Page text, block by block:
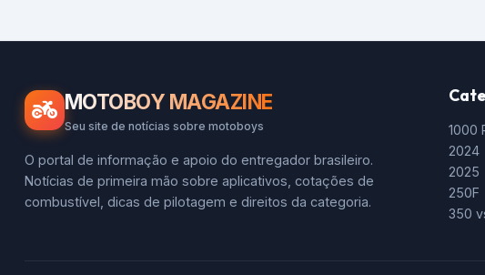
MOTOBOY MAGAZINE
Seu site de notícias sobre motoboys
O portal de informação e apoio do entregador brasileiro.
Notícias de primeira mão sobre aplicativos, cotações de
combustível, dicas de pilotagem e direitos da categoria.
1000
2024
2025
250F
350